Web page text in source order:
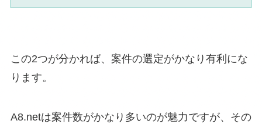
この2つが分かれば、案件の選定がかなり有利にな
ります。
A8.netは案件数がかなり多いのが魅力ですが、その